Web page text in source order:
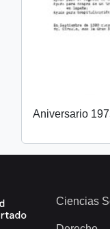
Aniversario
Ciencias